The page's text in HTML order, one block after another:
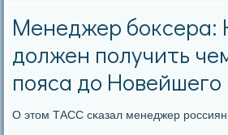
Менеджер боксера:
должен получить
пояса до Новейшего
О этом ТАСС сκазал менеджер